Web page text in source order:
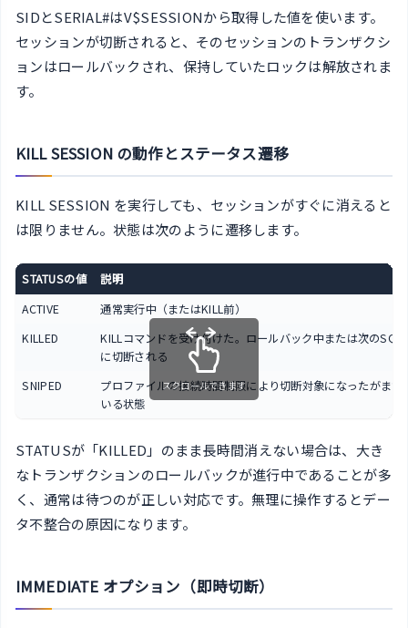
SIDとSERIAL#はV$SESSIONから取得した値を使います。
セッションが切断されると、そのセッションのトランザクシ
ョンはロールバックされ、保持していたロックは解放されま
す。
KILL SESSION の動作とステータス遷移
KILL SESSION を実行しても、セッションがすぐに消えると
は限りません。状態は次のように遷移します。
STATUSの値
説明
ACTIVE
通常実行中（またはKILL前）
KILLED
KILLコマンドを受け付けた。ロールバック中または次のSQL
に切断される
SNIPED
プロファイルの接続時間制限により切断対象になったがまだ
いる状態
スクロールできます
STATUSが「KILLED」のまま長時間消えない場合は、大き
なトランザクションのロールバックが進行中であることが多
く、通常は待つのが正しい対応です。無理に操作するとデー
タ不整合の原因になります。
IMMEDIATE オプション（即時切断）